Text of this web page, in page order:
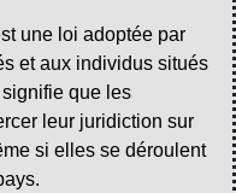
une loi adoptée par
et aux individus situés
que les
leur juridiction sur
si elles se déroulent